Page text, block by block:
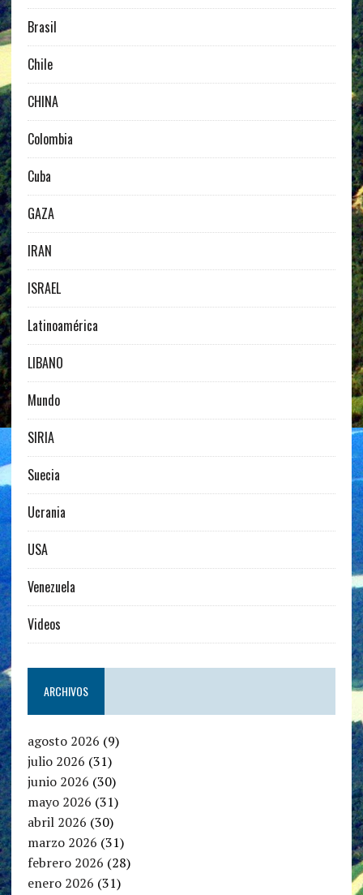
Brasil
Chile
CHINA
Colombia
Cuba
GAZA
IRAN
ISRAEL
Latinoamérica
LIBANO
Mundo
SIRIA
Suecia
Ucrania
USA
Venezuela
Videos
ARCHIVOS
agosto 2026 (9)
julio 2026 (31)
junio 2026 (30)
mayo 2026 (31)
abril 2026 (30)
marzo 2026 (31)
febrero 2026 (28)
enero 2026 (31)